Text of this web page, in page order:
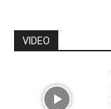
VIDEO